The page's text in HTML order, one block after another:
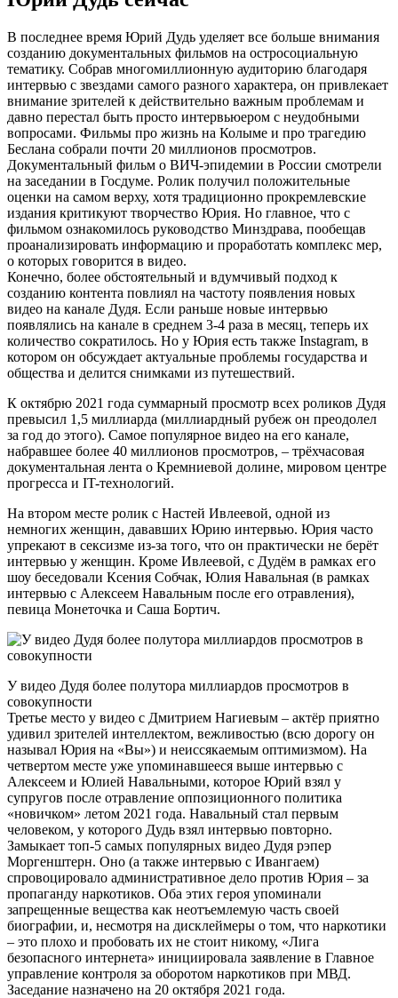
В последнее время Юрий Дудь уделяет все больше внимания
созданию документальных фильмов на остросоциальную
тематику. Собрав многомиллионную аудиторию благодаря
интервью с звездами самого разного характера, он привлекает
внимание зрителей к действительно важным проблемам и
давно перестал быть просто интервьюером с неудобными
вопросами. Фильмы про жизнь на Колыме и про трагедию
Беслана собрали почти 20 миллионов просмотров.
Документальный фильм о ВИЧ-эпидемии в России смотрели
на заседании в Госдуме. Ролик получил положительные
оценки на самом верху, хотя традиционно прокремлевские
издания критикуют творчество Юрия. Но главное, что с
фильмом ознакомилось руководство Минздрава, пообещав
проанализировать информацию и проработать комплекс мер,
о которых говорится в видео.
Конечно, более обстоятельный и вдумчивый подход к
созданию контента повлиял на частоту появления новых
видео на канале Дудя. Если раньше новые интервью
появлялись на канале в среднем 3-4 раза в месяц, теперь их
количество сократилось. Но у Юрия есть также Instagram, в
котором он обсуждает актуальные проблемы государства и
общества и делится снимками из путешествий.
К октябрю 2021 года суммарный просмотр всех роликов Дудя
превысил 1,5 миллиарда (миллиардный рубеж он преодолел
за год до этого). Самое популярное видео на его канале,
набравшее более 40 миллионов просмотров, – трёхчасовая
документальная лента о Кремниевой долине, мировом центре
прогресса и IT-технологий.
На втором месте ролик с Настей Ивлеевой, одной из
немногих женщин, дававших Юрию интервью. Юрия часто
упрекают в сексизме из-за того, что он практически не берёт
интервью у женщин. Кроме Ивлеевой, с Дудём в рамках его
шоу беседовали Ксения Собчак, Юлия Навальная (в рамках
интервью с Алексеем Навальным после его отравления),
певица Монеточка и Саша Бортич.
У видео Дудя более полутора миллиардов просмотров в
совокупности
Третье место у видео с Дмитрием Нагиевым – актёр приятно
удивил зрителей интеллектом, вежливостью (всю дорогу он
называл Юрия на «Вы») и неиссякаемым оптимизмом). На
четвертом месте уже упоминавшееся выше интервью с
Алексеем и Юлией Навальными, которое Юрий взял у
супругов после отравление оппозиционного политика
«новичком» летом 2021 года. Навальный стал первым
человеком, у которого Дудь взял интервью повторно.
Замыкает топ-5 самых популярных видео Дудя рэпер
Моргенштерн. Оно (а также интервью с Ивангаем)
спровоцировало административное дело против Юрия – за
пропаганду наркотиков. Оба этих героя упоминали
запрещенные вещества как неотъемлемую часть своей
биографии, и, несмотря на дисклеймеры о том, что наркотики
– это плохо и пробовать их не стоит никому, «Лига
безопасного интернета» инициировала заявление в Главное
управление контроля за оборотом наркотиков при МВД.
Заседание назначено на 20 октября 2021 года.